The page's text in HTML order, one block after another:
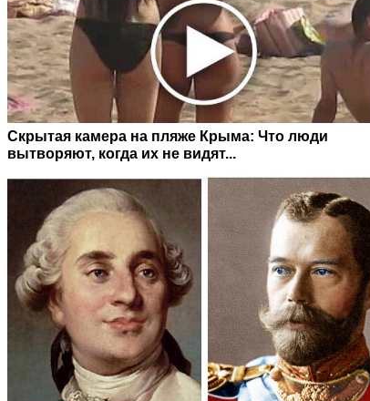
Скрытая камера на пляже Крыма: Что люди
вытворяют, когда их не видят...